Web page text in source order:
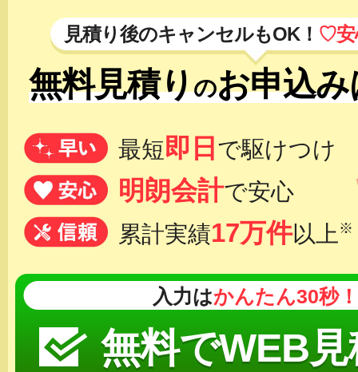
見積り後のキャンセルもOK！ ♡安
無料見積りのお申込
最短即日 で駆けつけ
明朗会計で安心
累計実績17万件以上 ※
入力はかんたん30秒！
無料でWEB